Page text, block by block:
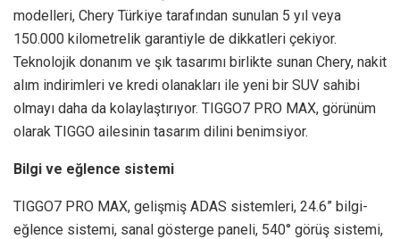
modelleri, Chery Türkiye tarafından sunulan 5 yıl veya
150.000 kilometrelik garantiyle de dikkatleri çekiyor.
Teknolojik donanım ve şık tasarımı birlikte sunan Chery, nakit
alım indirimleri ve kredi olanakları ile yeni bir SUV sahibi
olmayı daha da kolaylaştırıyor. TIGGO7 PRO MAX, görünüm
olarak TIGGO ailesinin tasarım dilini benimsiyor.
Bilgi ve eğlence sistemi
TIGGO7 PRO MAX, gelişmiş ADAS sistemleri, 24.6” bilgi-
eğlence sistemi, sanal gösterge paneli, 540° görüş sistemi,